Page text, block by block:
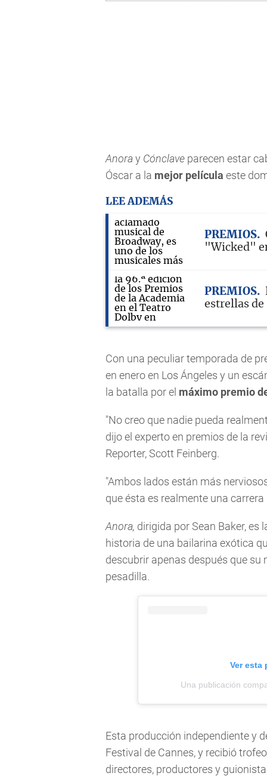
Anoray Cónclave parecen estar
Óscar a la mejor película este
LEE ADEMÁS
PREMIOS
"Wicked"
PREMIOS
estrellas de
Con una peculiar temporada de
en enero en Los Ángeles y un
la batalla por el máximo premio
"No creo que nadie pueda
dijo el experto en premios de la
Reporter, Scott Feinberg.
"Ambos lados están más
que ésta es realmente una carrera
Anora, dirigida por Sean Baker,
historia de una bailarina exótica
descubrir apenas después que
pesadilla.
Ver esta
Una publicación
Esta producción independiente y
Festival de Cannes, y recibió
directores, productores y